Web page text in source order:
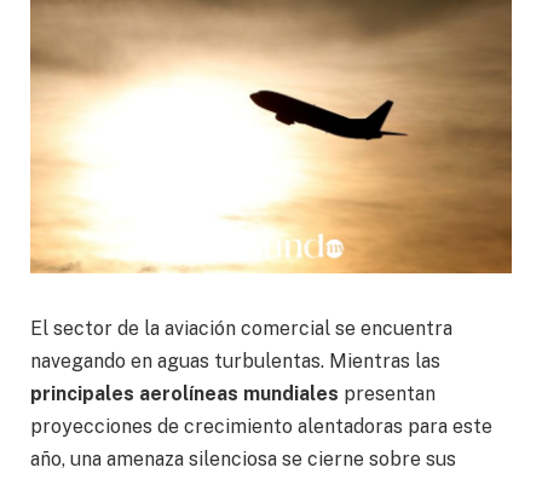
El sector de la aviación comercial se encuentra
navegando en aguas turbulentas. Mientras las
principales aerolíneas mundiales presentan
proyecciones de crecimiento alentadoras para este
año, una amenaza silenciosa se cierne sobre sus